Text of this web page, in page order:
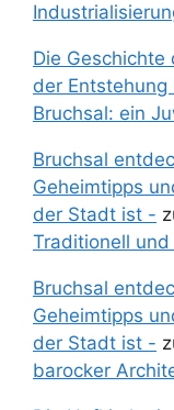
Die Geschichte
der
Bruchsal: ein
Bruchsal
Geheimtipps
der Stadt ist -
Traditionell
Bruchsal
Geheimtipps
der Stadt ist -
barocker